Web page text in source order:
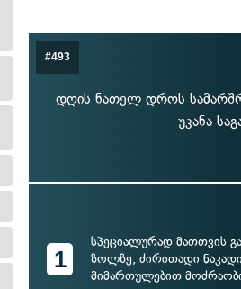
#493
დღის ნათელ დროს
უკანა
1
სპეციალურად მათთვის
ზოლზე, ძირითადი
მიმართულებით